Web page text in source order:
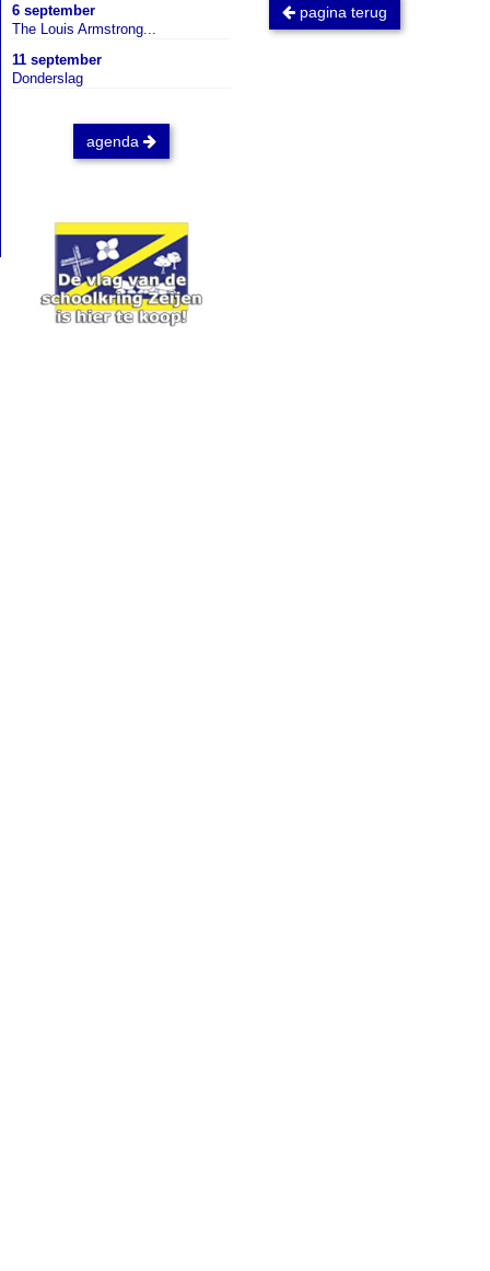
6 september
The Louis Armstrong...
11 september
Donderslag
agenda
pagina terug